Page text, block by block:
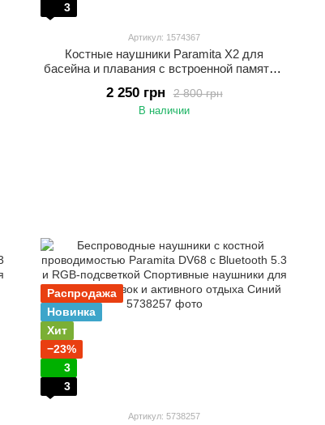
3
Артикул: 1574367
Костные наушники Paramita X2 для
басейна и плавания с встроенной памятью
для спорта Синий
2 800 грн
2 250 грн
В наличии
Распродажа
Новинка
Хит
−23%
3
3
Артикул: 5738257